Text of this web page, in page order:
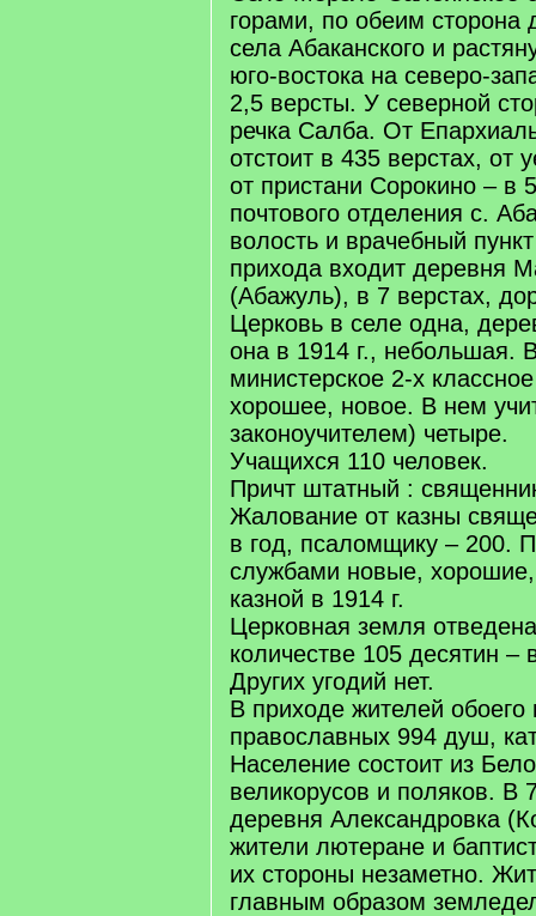
горами, по обеим сторона
села Абаканского и
юго-востока на северо-
2,5 версты. У северной
речка Салба. От
отстоит в 435 верстах, от
от пристани Сорокино – в
почтового отделения с.
волость и врачебный
прихода входит деревня
(Абажуль), в 7 верстах,
Церковь в селе одна,
она в 1914 г., небольшая.
министерское 2-х
хорошее, новое. В нем
законоучителем) четыре.
Учащихся 110 человек.
Причт штатный :
Жалование от казны
в год, псаломщику – 200.
службами новые,
казной в 1914 г.
Церковная земля
количестве 105 десятин –
Других угодий нет.
В приходе жителей обоего
православных 994 душ,
Население состоит из
великорусов и поляков. В
деревня Александровка
жители лютеране и
их стороны незаметно.
главным образом